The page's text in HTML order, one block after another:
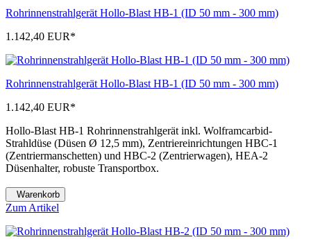
Rohrinnenstrahlgerät Hollo-Blast HB-1 (ID 50 mm - 300 mm)
1.142,40 EUR*
Rohrinnenstrahlgerät Hollo-Blast HB-1 (ID 50 mm - 300 mm)
1.142,40 EUR*
Hollo-Blast HB-1 Rohrinnenstrahlgerät inkl. Wolframcarbid-
Strahldüse (Düsen Ø 12,5 mm), Zentriereinrichtungen HBC-1
(Zentriermanschetten) und HBC-2 (Zentrierwagen), HEA-2
Düsenhalter, robuste Transportbox.
Warenkorb
Zum Artikel